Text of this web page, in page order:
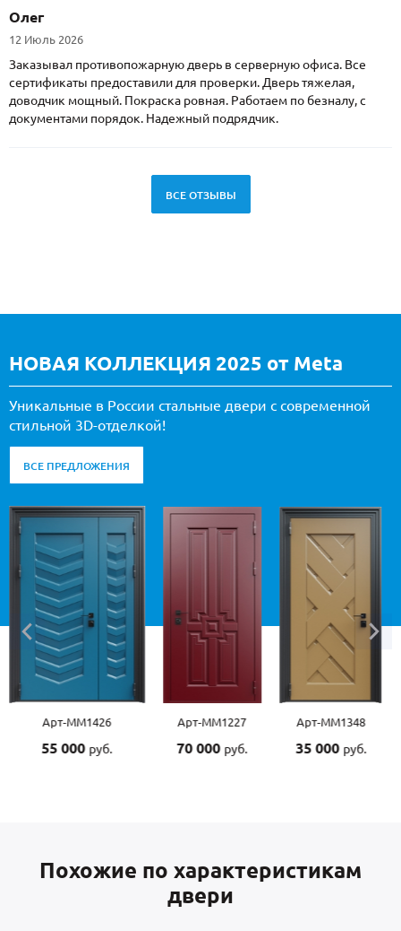
Олег
12 Июль 2026
Заказывал противопожарную дверь в серверную офиса. Все
сертификаты предоставили для проверки. Дверь тяжелая,
доводчик мощный. Покраска ровная. Работаем по безналу, с
документами порядок. Надежный подрядчик.
ВСЕ ОТЗЫВЫ
НОВАЯ КОЛЛЕКЦИЯ 2025 от Meta
Уникальные в России стальные двери с современной
стильной 3D-отделкой!
ВСЕ ПРЕДЛОЖЕНИЯ
Арт-ММ1227
70 000руб.
Арт-ММ1348
35 000руб.
Арт-ММ1507
55 000руб.
Похожие по характеристикам
двери